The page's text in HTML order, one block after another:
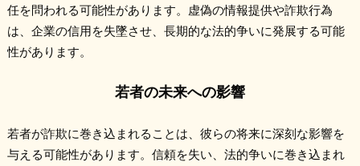
任を問われる可能性があります。虚偽の情報提供や詐欺行為
は、企業の信用を失墜させ、長期的な法的争いに発展する可能
性があります。
若者の未来への影響
若者が詐欺に巻き込まれることは、彼らの将来に深刻な影響を
与える可能性があります。信頼を失い、法的争いに巻き込まれ